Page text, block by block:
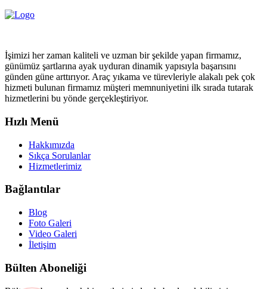
İşimizi her zaman kaliteli ve uzman bir şekilde yapan firmamız,
günümüz şartlarına ayak uyduran dinamik yapısıyla başarısını
günden güne arttırıyor. Araç yıkama ve türevleriyle alakalı pek çok
hizmeti bulunan firmamız müşteri memnuniyetini ilk sırada tutarak
hizmetlerini bu yönde gerçekleştiriyor.
Hızlı Menü
Hakkımızda
Sıkça Sorulanlar
Hizmetlerimiz
Bağlantılar
Blog
Foto Galeri
Video Galeri
İletişim
Bülten Aboneliği